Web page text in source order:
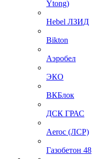
Ytong)
Hebel ЛЗИД
Bikton
Аэробел
ЭКО
ВКБлок
ДСК ГРАС
Aeroc (ЛСР)
Газобетон 48